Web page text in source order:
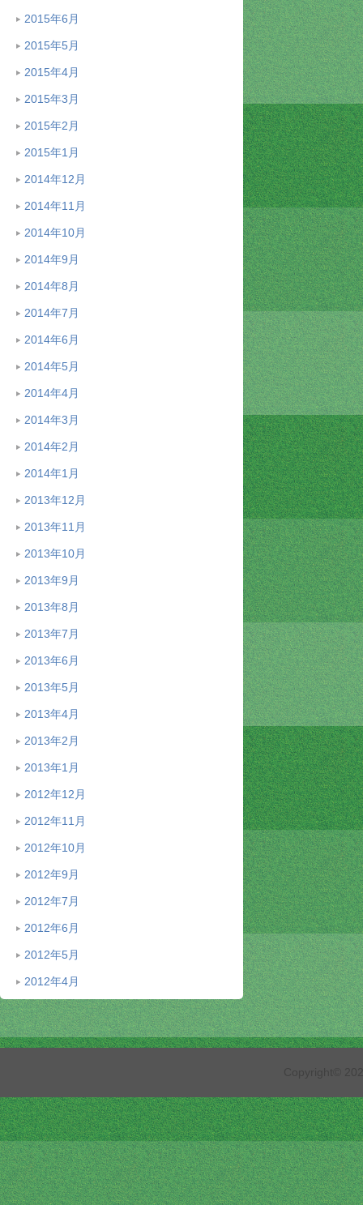
2015年6月
2015年5月
2015年4月
2015年3月
2015年2月
2015年1月
2014年12月
2014年11月
2014年10月
2014年9月
2014年8月
2014年7月
2014年6月
2014年5月
2014年4月
2014年3月
2014年2月
2014年1月
2013年12月
2013年11月
2013年10月
2013年9月
2013年8月
2013年7月
2013年6月
2013年5月
2013年4月
2013年2月
2013年1月
2012年12月
2012年11月
2012年10月
2012年9月
2012年7月
2012年6月
2012年5月
2012年4月